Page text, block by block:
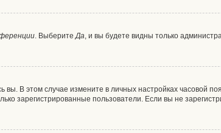
. ВыберитеДа, и вы будете видны только
В этом случае измените в личных настройках часовой
зарегистрированные пользователи. Если вы не